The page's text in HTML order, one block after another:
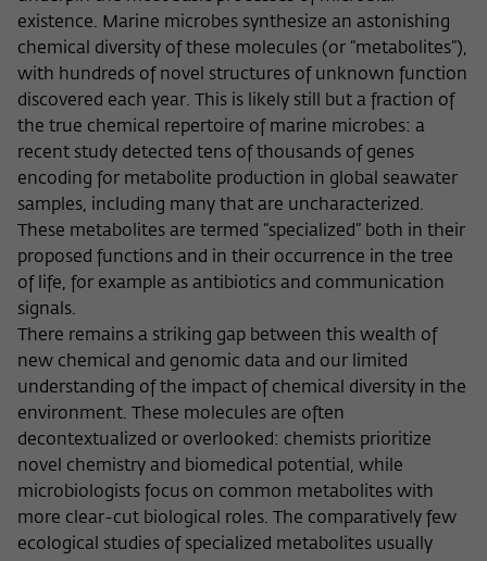
existence. Marine microbes synthesize an astonishing
chemical diversity of these molecules (or “metabolites”),
with hundreds of novel structures of unknown function
discovered each year. This is likely still but a fraction of
the true chemical repertoire of marine microbes: a
recent study detected tens of thousands of genes
encoding for metabolite production in global seawater
samples, including many that are uncharacterized.
These metabolites are termed “specialized” both in their
proposed functions and in their occurrence in the tree
of life, for example as antibiotics and communication
signals.
There remains a striking gap between this wealth of
new chemical and genomic data and our limited
understanding of the impact of chemical diversity in the
environment. These molecules are often
decontextualized or overlooked: chemists prioritize
novel chemistry and biomedical potential, while
microbiologists focus on common metabolites with
more clear-cut biological roles. The comparatively few
ecological studies of specialized metabolites usually
Zweck
der/die Besucher:in durch eine Verlinkung
auf wiko-berlin.de weitergeleitet wurde.
Name _pk_ses
Anbieter Matomo
Laufzeit 30 Minuten
Zweck
Dieses kurzlebige Cookie wird dazu
verwendet, vorübergehend Daten über
zu speichern.
können